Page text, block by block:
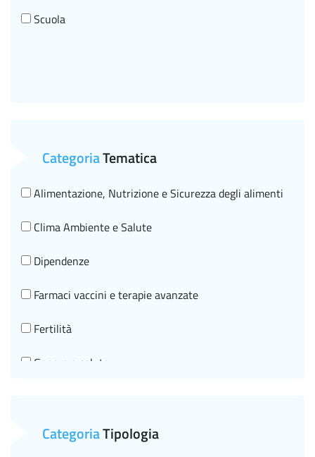
Scuola
CategoriaTematica
Alimentazione, Nutrizione e Sicurezza degli alimenti
Clima Ambiente e Salute
Dipendenze
Farmaci vaccini e terapie avanzate
Fertilità
Genere e salute
Malattie croniche e invecchiamento in salute
CategoriaTipologia